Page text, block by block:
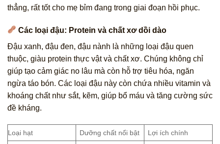
thẳng, rất tốt cho mẹ bỉm đang trong giai đoạn hồi phục.
Các loại đậu: Protein và chất xơ dồi dào
Đậu xanh, đậu đen, đậu nành là những loại đậu quen
thuộc, giàu protein thực vật và chất xơ. Chúng không chỉ
giúp tạo cảm giác no lâu mà còn hỗ trợ tiêu hóa, ngăn
ngừa táo bón. Các loại đậu này còn chứa nhiều vitamin và
khoáng chất như sắt, kẽm, giúp bổ máu và tăng cường sức
đề kháng.
Loại hạt Dưỡng chất nổi bật Lợi ích chính